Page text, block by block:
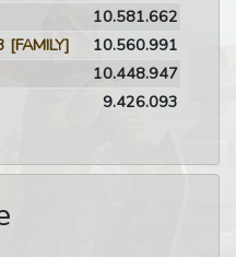
10.581.662
[FAMILY]
10.560.991
10.448.947
9.426.093